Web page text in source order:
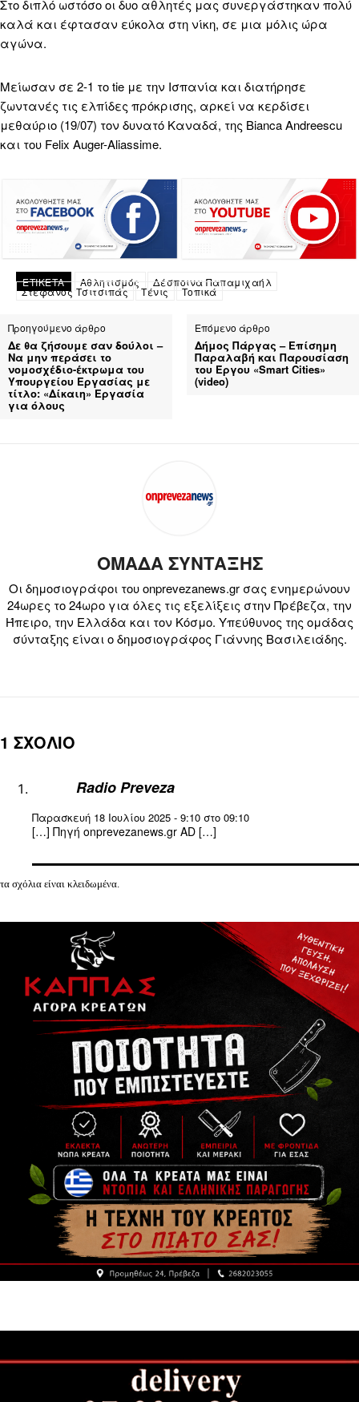
Στο διπλό ωστόσο οι δυο αθλητές μας συνεργάστηκαν πολύ
καλά και έφτασαν εύκολα στη νίκη, σε μια μόλις ώρα
αγώνα.
Μείωσαν σε 2-1 το tie με την Ισπανία και διατήρησε
ζωντανές τις ελπίδες πρόκρισης, αρκεί να κερδίσει
μεθαύριο (19/07) τον δυνατό Καναδά, της Bianca Andreescu
και του Felix Auger-Aliassime.
ΕΤΙΚΕΤΑ Αθλητισμός Δέσποινα Παπαμιχαήλ
Στέφανος Τσιτσιπάς Τένις Τοπικά
Προηγούμενο άρθρο
Δε θα ζήσουμε σαν δούλοι –
Να μην περάσει το
νομοσχέδιο-έκτρωμα του
Υπουργείου Εργασίας με
τίτλο: «Δίκαιη» Εργασία
για όλους
Επόμενο άρθρο
Δήμος Πάργας – Επίσημη
Παραλαβή και Παρουσίαση
του Έργου «Smart Cities»
(video)
ΟΜΑΔΑ ΣΥΝΤΑΞΗΣ
Οι δημοσιογράφοι του onprevezanews.gr σας ενημερώνουν
24ωρες το 24ωρο για όλες τις εξελίξεις στην Πρέβεζα, την
Ήπειρο, την Ελλάδα και τον Κόσμο. Υπεύθυνος της ομάδας
σύνταξης είναι ο δημοσιογράφος Γιάννης Βασιλειάδης.
1 ΣΧΟΛΙΟ
Radio Preveza
Παρασκευή 18 Ιουλίου 2025 - 9:10 στο 09:10
[…] Πηγή onprevezanews.gr AD […]
τα σχόλια είναι κλειδωμένα.